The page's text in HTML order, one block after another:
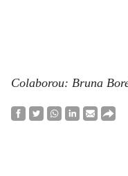
Colaborou: Bruna